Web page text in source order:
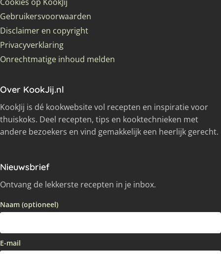
Gebruikersvoorwaarden
Disclaimer en copyright
Privacyverklaring
Onrechtmatige inhoud melden
Over KookJij.nl
KookJij is dé kookwebsite vol recepten en inspiratie voor
thuiskoks. Deel recepten, tips en kooktechnieken met
andere bezoekers en vind gemakkelijk een heerlijk gerecht.
Nieuwsbrief
Ontvang de lekkerste recepten in je inbox.
Naam (optioneel)
E-mail